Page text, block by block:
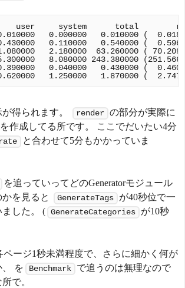
user     system      total
0.000000   0.010000 (
0.110000   0.540000 (
2.180000  63.260000 (
8.080000 243.380000
0.040000   0.430000 (
得られます。 render の部分が実際に
作成してる所です。 ここでだいたい4分
と合わせて5分もかかっていま
を追っていってどのGeneratorモジュール
を見ると
GenerateTags
が40秒位で一
した。 ( GenerateCategories
が10秒
ページ1秒未満程度で、さらに細かく何が
を
Benchmark
で追うのは無理なので
で。